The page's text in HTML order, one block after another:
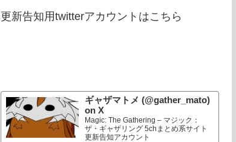
更新告知用twitterアカウントはこちら
ギャザマトメ (@gather_mato)
on X
Magic: The Gathering – マジック：
ザ・ギャザリング 5chまとめ系サイト
更新告知アカウント